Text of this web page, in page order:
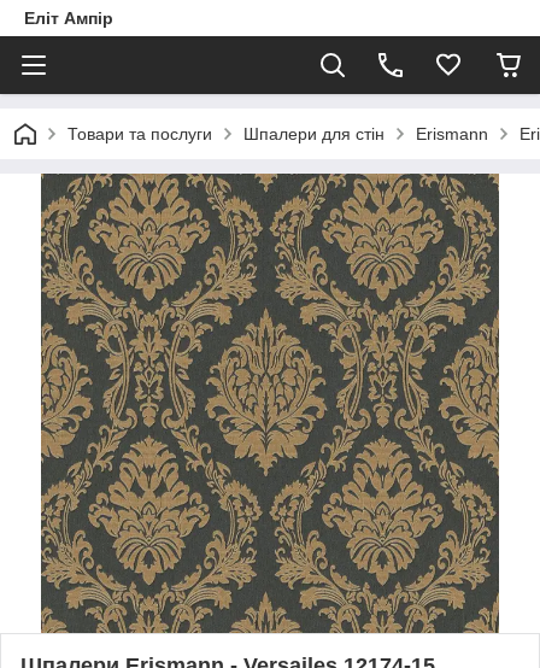
Еліт Ампір
Товари та послуги Шпалери для стін Erismann